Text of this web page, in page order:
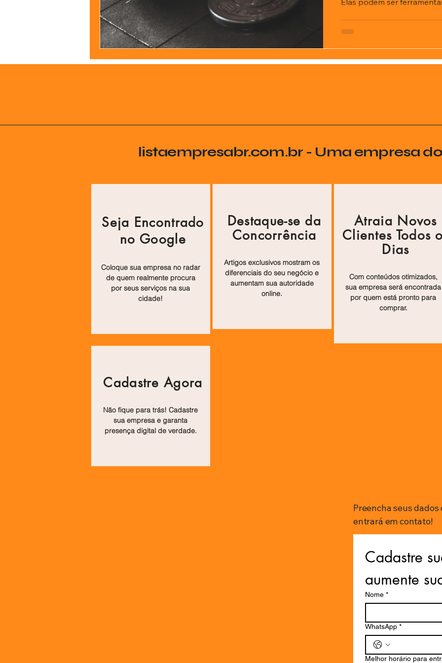
Jardinagem Nutricionista
Elas podem ser
listaempresabr.com.br - Uma empresa
Seja Encontrado
no Google
Coloque sua empresa no radar
de quem realmente procura
por seus serviços na sua
cidade!
Destaque-se da
Concorrência
Artigos exclusivos mostram os
diferenciais do seu negócio e
aumentam sua autoridade
online.
Atraia Novos
Clientes Todos
Dias
Com conteúdos otimizados,
sua empresa será encontrada
por quem está pronto para
comprar.
Cadastre Agora
Não fique para trás! Cadastre
sua empresa e garanta
presença digital de verdade.
Preencha seus
entrará em contato!
Cadastre
aumente
Nome *
WhatsApp *
Melhor horário para